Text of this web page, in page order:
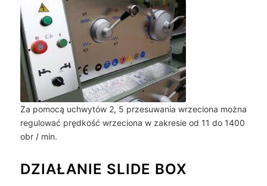
Za pomocą uchwytów 2, 5 przesuwania wrzeciona można
regulować prędkość wrzeciona w zakresie od 11 do 1400
obr / min.
DZIAŁANIE SLIDE BOX